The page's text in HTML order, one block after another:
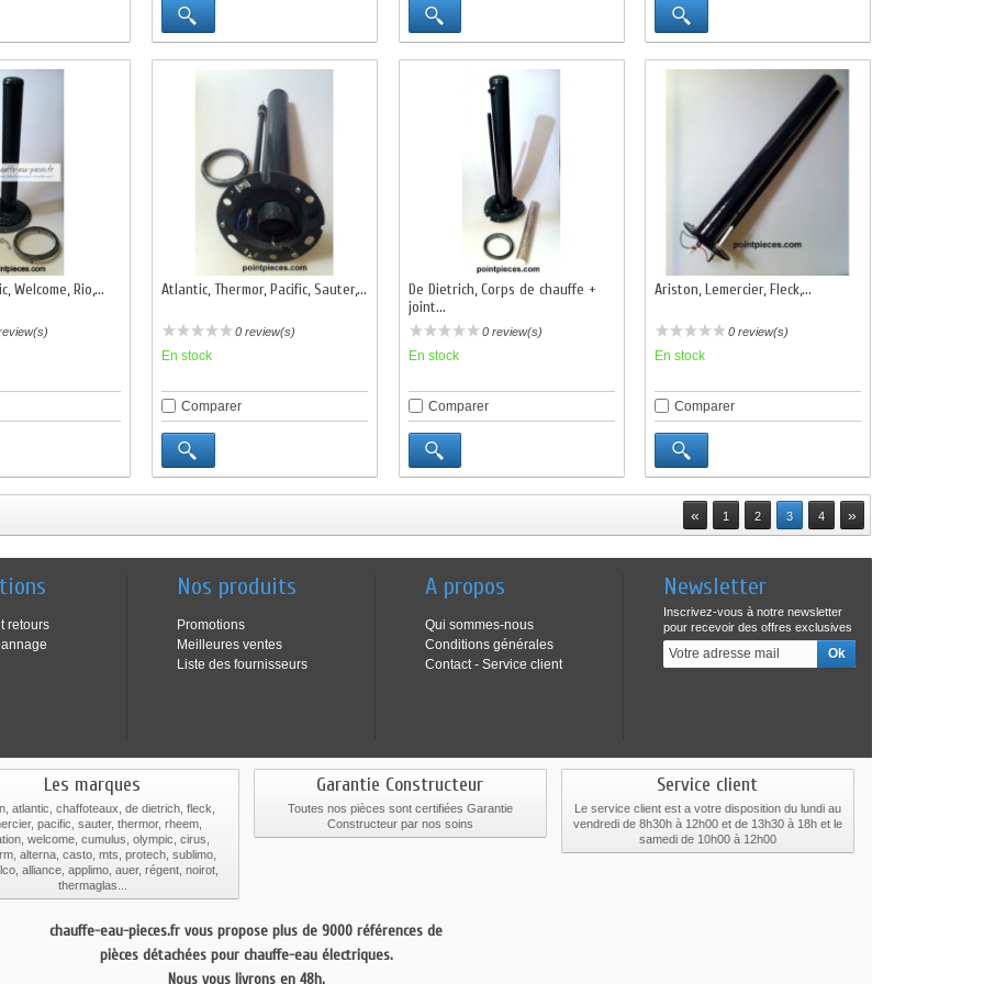
Welcome, Rio,... Atlantic, Thermor, Pacific, Sauter,...
0 review(s)
En stock
Comparer
De Dietrich, Corps de chauffe +
joint...
0 review(s)
En stock
Comparer
Ariston, Lemercier, Fleck,...
0 review(s)
En stock
Comparer
« 1 2 3 4 »
retours
Nos produits
Promotions
Meilleures ventes
Liste des fournisseurs
A propos
Qui sommes-nous
Conditions générales
Contact - Service client
Newsletter
Inscrivez-vous à notre newsletter
pour recevoir des offres exclusives
Les marques
atlantic, chaffoteaux, de dietrich, fleck,
pacific, sauter, thermor, rheem,
welcome, cumulus, olympic, cirus,
alterna, casto, mts, protech, sublimo,
alliance, applimo, auer, régent, noirot,
thermaglas...
Garantie Constructeur
Toutes nos pièces sont certifiées Garantie
Constructeur par nos soins
Service client
Le service client est a votre disposition du lundi au
vendredi de 8h30h à 12h00 et de 13h30 à 18h et le
samedi de 10h00 à 12h00
chauffe-eau-pieces.fr vous propose plus de 9000 références de
pièces détachées pour chauffe-eau électriques.
Nous vous livrons en 48h.